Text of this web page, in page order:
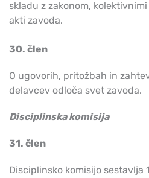
skladu z zakonom,
akti zavoda.
30. člen
O ugovorih, pritožbah in
delavcev odloča svet zavoda.
Disciplinska komisija
31. člen
Disciplinsko komisijo sestavlja